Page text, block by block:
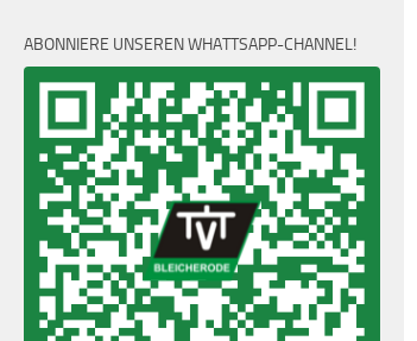
ABONNIERE UNSEREN WHATTSAPP-CHANNEL!